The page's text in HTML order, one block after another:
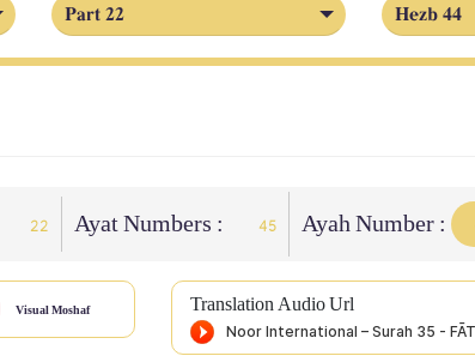
Part 22 Hezb 44
22 Ayat Numbers : 45 Ayah Number :
Visual Moshaf Translation Audio Url